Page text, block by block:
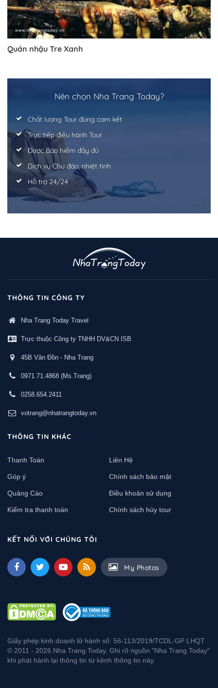
Quán nhậu Tre Xanh
Nên chọn Nha Trang Today?
Chất lượng Tour đúng cam kết
Trực tiếp điều hành Tour
Được Bảo hiểm đầy đủ
Dịch vụ Chu đáo, nhiệt tình
Hỗ trợ 24/24
THÔNG TIN CÔNG TY
Nha Trang Today Travel
Trực thuộc Công ty TNHH DV&CN ISB
45B Vân Đồn - Nha Trang
0971.71.4868 (Ms.Trang)
0258.654.2411
votrang@nhatrangtoday.vn
THÔNG TIN KHÁC
Thanh Toán Liên Hệ
Góp ý Chính sách bảo mật
Quảng Cáo Điều khoản sử dụng
Kiểm tra thanh toán Chính sách hủy tour
KẾT NỐI VỚI CHÚNG TÔI
My Photos
Giấy phép kinh doanh lữ hành số: 56-113/2019/TCDL-GP LHQT
© 2011 - 2026 Nha Trang Today. Ghi rõ nguồn "Nha Trang Today"
khi phát hành lại thông tin từ kênh thông tin này.